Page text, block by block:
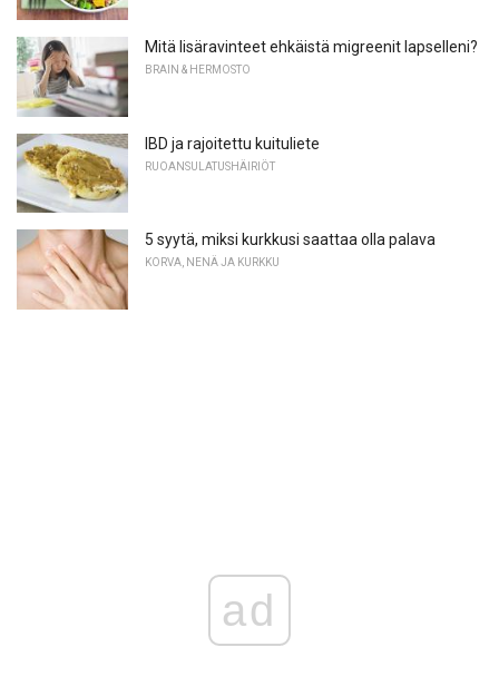
Mitä lisäravinteet ehkäistä migreenit lapselleni?
BRAIN & HERMOSTO
IBD ja rajoitettu kuituliete
RUOANSULATUSHÄIRIÖT
5 syytä, miksi kurkkusi saattaa olla palava
KORVA, NENÄ JA KURKKU
ad